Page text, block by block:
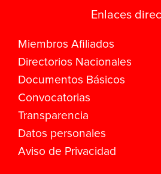
Enlaces
Miembros Afiliados
Directorios Nacionales
Documentos Básicos
Convocatorias
Transparencia
Datos personales
Aviso de Privacidad